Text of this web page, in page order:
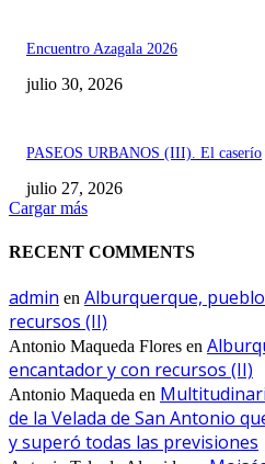
Encuentro Azagala 2026
julio 30, 2026
PASEOS URBANOS (III). El caserío
julio 27, 2026
Cargar más
RECENT COMMENTS
admin en Alburquerque,
recursos (II)
Antonio Maqueda Flores en
encantador y con recursos (II)
Antonio Maqueda en
de la Velada de San Antonio
y superó todas las previsiones